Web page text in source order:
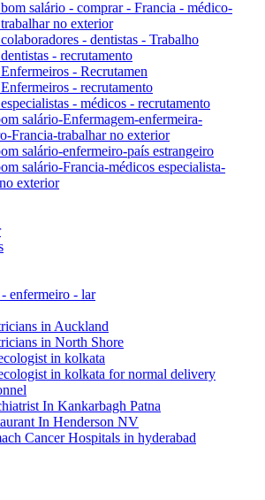
salário - comprar - Francia - médico-
no exterior
- dentistas - Trabalho
- recrutamento
- Recrutamen
- recrutamento
- médicos - recrutamento
salário-Enfermagem-enfermeira-
Francia-trabalhar no exterior
salário-enfermeiro-país estrangeiro
salário-Francia-médicos especialista-
exterior
enfermeiro - lar
in Auckland
in North Shore
in kolkata
in kolkata for normal delivery
In Kankarbagh Patna
In Henderson NV
Cancer Hospitals in hyderabad